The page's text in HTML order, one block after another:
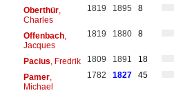
Oberthür,
Charles
1819 1895 8
Offenbach,
Jacques
1819 1880 8
Pacius , Fredrik 1809 1891
18
Pamer,
Michael
1782 1827 45